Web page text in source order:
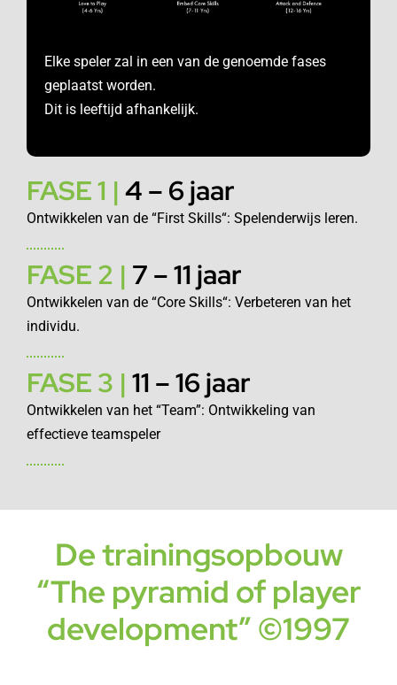
Elke speler zal in een van de genoemde fases
geplaatst worden.
Dit is leeftijd afhankelijk.
FASE 1 | 4 – 6 jaar
Ontwikkelen van de “First Skills“: Spelenderwijs leren.
FASE 2 | 7 – 11 jaar
Ontwikkelen van de “Core Skills“: Verbeteren van het
individu.
FASE 3 | 11 – 16 jaar
Ontwikkelen van het “Team”: Ontwikkeling van
effectieve teamspeler
De trainingsopbouw
“The pyramid of player
development” ©1997